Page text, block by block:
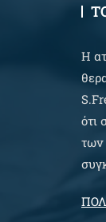
Η
ότι
των